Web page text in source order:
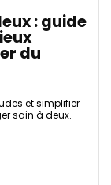
: guide
du
et simplifier
sain à deux.